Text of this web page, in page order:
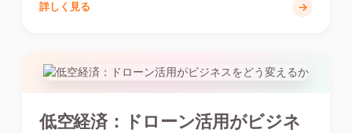
詳しく見る
低空経済：ドローン活用がビジネ